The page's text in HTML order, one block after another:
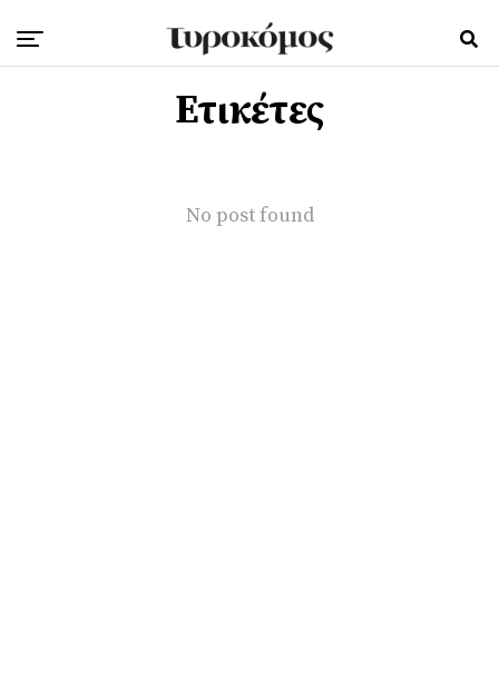
Ετικέτες
No post found